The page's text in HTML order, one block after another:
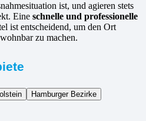
ist, und agieren stets
Eine schnelle und professionelle
ist entscheidend, um den Ort
zu machen.
Hamburger Bezirke